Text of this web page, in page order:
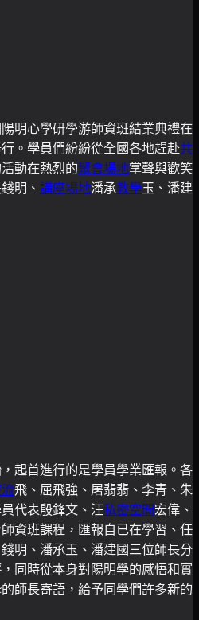
明心學研學游師資班結業典禮在
。學員們紛紛從全國各地趕赴共
動在熱烈的聚會場地掌聲與歡笑
明、 講座場地潘承教學玉、潘建
起首進行的是學員學業匯報。各
飛、屈飛強、屠翡翡、李青、朱
代表殷鋒文、汪私密空間宏偉、
資班課程，匯報自已在學習、任
明、潘承玉、潘建國三位師長分
同時從本身對陽明學的感悟和實
師長寄語，給予同學們許多新的